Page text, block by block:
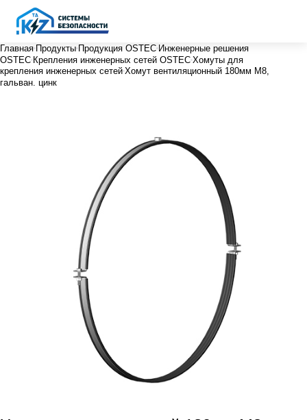
Главная Продукты Продукция OSTEC Инженерные решения
OSTEC Крепления инженерных сетей OSTEC Хомуты для
крепления инженерных сетей Хомут вентиляционный 180мм М8,
гальван. цинк